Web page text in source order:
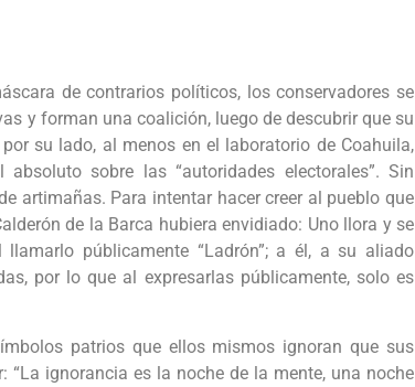
de contrarios políticos, los conservadores se
y forman una coalición, luego de descubrir que su
su lado, al menos en el laboratorio de Coahuila,
sobre las “autoridades electorales”. Sin
artimañas. Para intentar hacer creer al pueblo que
de la Barca hubiera envidiado: Uno llora y se
públicamente “Ladrón”; a él, a su aliado
por lo que al expresarlas públicamente, solo es
patrios que ellos mismos ignoran que sus
“La ignorancia es la noche de la mente, una noche